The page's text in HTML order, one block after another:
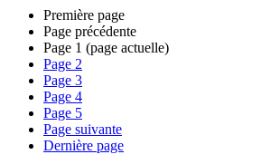
Première page
Page précédente
Page 1 (page actuelle)
Page 2
Page 3
Page 4
Page 5
Page suivante
Dernière page